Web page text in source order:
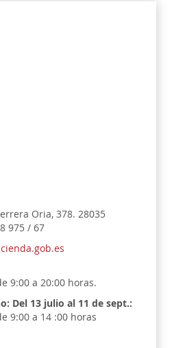
Oria, 378. 28035
975 / 67
9:00 a 20:00 horas.
Del 13 julio al 11 de sept.:
9:00 a 14 :00 horas